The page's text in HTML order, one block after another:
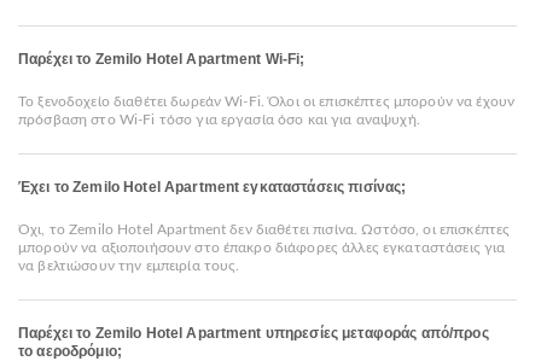
Παρέχει το Zemilo Hotel Apartment Wi-Fi;
Το ξενοδοχείο διαθέτει δωρεάν Wi-Fi. Όλοι οι επισκέπτες μπορούν να έχουν
πρόσβαση στο Wi-Fi τόσο για εργασία όσο και για αναψυχή.
Έχει το Zemilo Hotel Apartment εγκαταστάσεις πισίνας;
Όχι, το Zemilo Hotel Apartment δεν διαθέτει πισίνα. Ωστόσο, οι επισκέπτες
μπορούν να αξιοποιήσουν στο έπακρο διάφορες άλλες εγκαταστάσεις για
να βελτιώσουν την εμπειρία τους.
Παρέχει το Zemilo Hotel Apartment υπηρεσίες μεταφοράς από/προς
το αεροδρόμιο;